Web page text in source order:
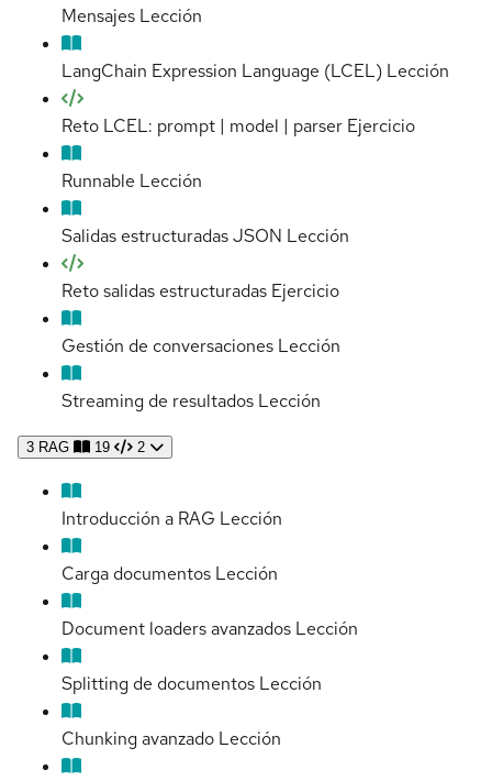
Mensajes Lección
LangChain Expression Language (LCEL) Lección
Reto LCEL: prompt | model | parser Ejercicio
Runnable Lección
Salidas estructuradas JSON Lección
Reto salidas estructuradas Ejercicio
Gestión de conversaciones Lección
Streaming de resultados Lección
3 RAG 19 2
Introducción a RAG Lección
Carga documentos Lección
Document loaders avanzados Lección
Splitting de documentos Lección
Chunking avanzado Lección